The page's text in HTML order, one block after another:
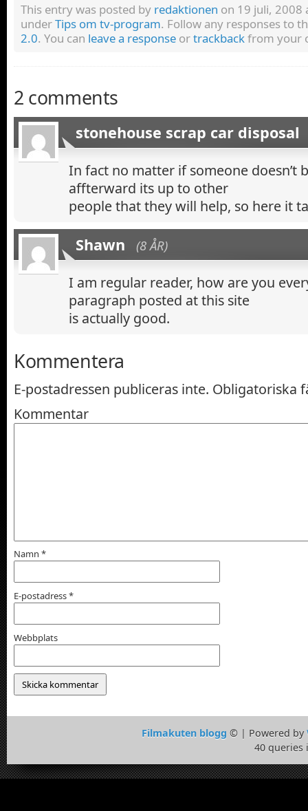
This entry was posted by redaktionen on 19 juli, 2008
underTips om tv-program. Follow any responses to
2.0. You can leave a response ortrackbackfrom your
2 comments
stonehouse scrap car disposal
In fact no matter if someone doesn’t
affterward its up to other
people that they will help, so here it
Shawn (8 ÅR)
I am regular reader, how are you
paragraph posted at this site
is actually good.
Kommentera
E-postadressen publiceras inte. Obligatoriska
Kommentar
Namn *
E-postadress*
Webbplats
Filmakuten blogg © | Powered by
40 queries